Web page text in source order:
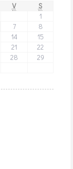
V
S
1
7
8
14
15
21
22
28
29